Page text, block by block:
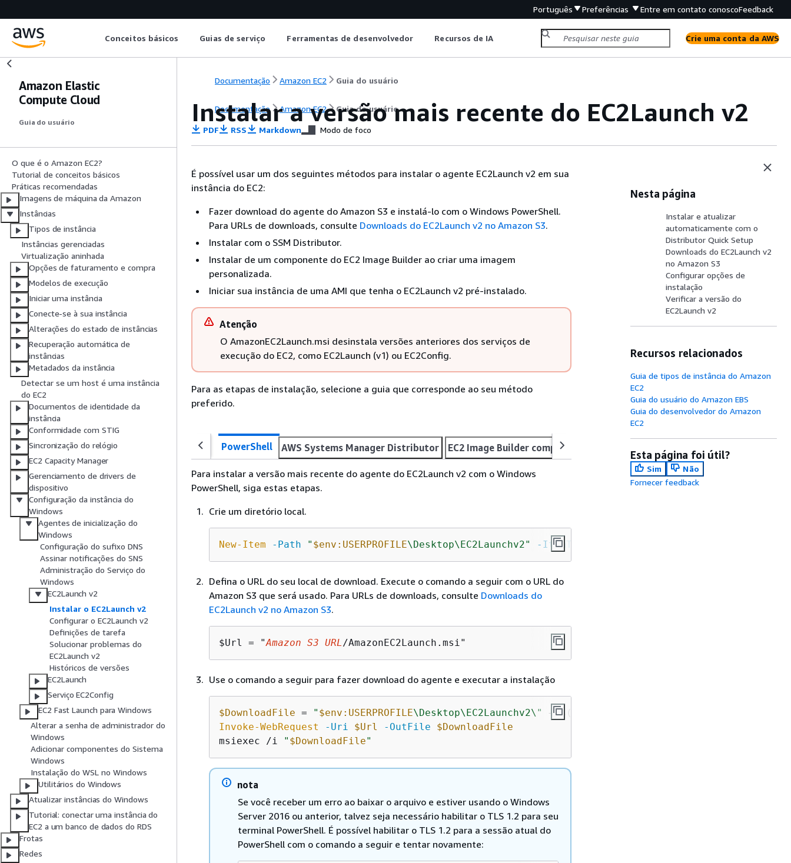
Português Preferências Entre em contato conoscoFeedback
Conceitos básicos Guias de serviço Ferramentas de desenvolvedor Recursos de IA Crie uma conta da AWS
Amazon Elastic
Compute Cloud
Guia do usuário
O que é o Amazon EC2?
Tutorial de conceitos básicos
Práticas recomendadas
Imagens de máquina da Amazon
Instâncias
Tipos de instância
Instâncias gerenciadas
Virtualização aninhada
Opções de faturamento e compra
Modelos de execução
Iniciar uma instância
Conecte-se à sua instância
Alterações do estado de instâncias
Recuperação automática de
instâncias
Metadados da instância
Detectar se um host é uma instância
do EC2
Documentos de identidade da
instância
Conformidade com STIG
Sincronização do relógio
EC2 Capacity Manager
Gerenciamento de drivers de
dispositivo
Configuração da instância do
Windows
Agentes de inicialização do
Windows
Configuração do sufixo DNS
Assinar notificações do SNS
Administração do Serviço do
Windows
EC2Launch v2
Instalar o EC2Launch v2
Configurar o EC2Launch v2
Definições de tarefa
Solucionar problemas do
EC2Launch v2
Históricos de versões
EC2Launch
Serviço EC2Config
EC2 Fast Launch para Windows
Alterar a senha de administrador do
Windows
Adicionar componentes do Sistema
Windows
Instalação do WSL no Windows
Utilitários do Windows
Atualizar instâncias do Windows
Tutorial: conectar uma instância do
EC2 a um banco de dados do RDS
Frotas
Redes
Documentação Amazon EC2 Guia do usuário
Documentação Amazon EC2 Guia do usuário
Instalar a versão mais recente do EC2Launch v2
PDF RSS Markdown Modo de foco
É possível usar um dos seguintes métodos para instalar o agente EC2Launch v2 em sua
instância do EC2:
Fazer download do agente do Amazon S3 e instalá-lo com o Windows PowerShell.
Para URLs de downloads, consulte Downloads do EC2Launch v2 no Amazon S3.
Instalar com o SSM Distributor.
Instalar de um componente do EC2 Image Builder ao criar uma imagem
personalizada.
Iniciar sua instância de uma AMI que tenha o EC2Launch v2 pré-instalado.
Atenção
O AmazonEC2Launch.msi desinstala versões anteriores dos serviços de
execução do EC2, como EC2Launch (v1) ou EC2Config.
Para as etapas de instalação, selecione a guia que corresponde ao seu método
preferido.
PowerShell AWS Systems Manager Distributor EC2 Image Builder component
Para instalar a versão mais recente do agente do EC2Launch v2 com o Windows
PowerShell, siga estas etapas.
Crie um diretório local.
New-Item -Path " $env:USERPROFILE\Desktop\EC2Launchv2" -ItemType
Defina o URL do seu local de download. Execute o comando a seguir com o URL do
Amazon S3 que será usado. Para URLs de downloads, consulte Downloads do
EC2Launch v2 no Amazon S3.
$Url = "Amazon S3 URL/AmazonEC2Launch.msi"
Use o comando a seguir para fazer download do agente e executar a instalação
$DownloadFile = " $env:USERPROFILE\Desktop\EC2Launchv2\" + $
Invoke-WebRequest
-Uri $Url -OutFile
$DownloadFile
msiexec /i
" $DownloadFile"
nota
Se você receber um erro ao baixar o arquivo e estiver usando o Windows
Server 2016 ou anterior, talvez seja necessário habilitar o TLS 1.2 para seu
terminal PowerShell. É possível habilitar o TLS 1.2 para a sessão atual do
PowerShell com o comando a seguir e tentar novamente:
Nesta página
Instalar e atualizar
automaticamente com o
Distributor Quick Setup
Downloads do EC2Launch v2
no Amazon S3
Configurar opções de
instalação
Verificar a versão do
EC2Launch v2
Recursos relacionados
Guia de tipos de instância do Amazon
EC2
Guia do usuário do Amazon EBS
Guia do desenvolvedor do Amazon
EC2
Esta página foi útil?
Sim
Não
Fornecer feedback